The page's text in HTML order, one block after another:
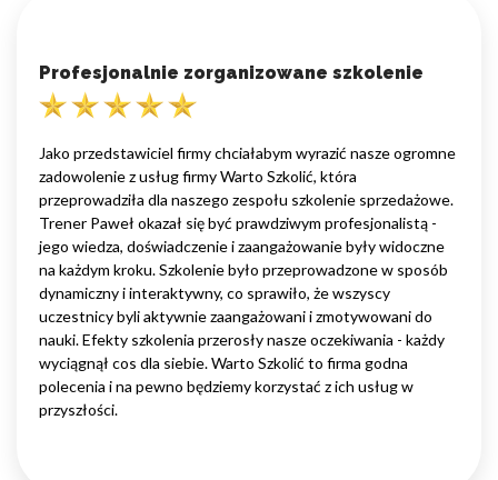
Profesjonalnie zorganizowane szkolenie
Jako przedstawiciel firmy chciałabym wyrazić nasze ogromne
zadowolenie z usług firmy Warto Szkolić, która
przeprowadziła dla naszego zespołu szkolenie sprzedażowe.
Trener Paweł okazał się być prawdziwym profesjonalistą -
jego wiedza, doświadczenie i zaangażowanie były widoczne
na każdym kroku. Szkolenie było przeprowadzone w sposób
dynamiczny i interaktywny, co sprawiło, że wszyscy
uczestnicy byli aktywnie zaangażowani i zmotywowani do
nauki. Efekty szkolenia przerosły nasze oczekiwania - każdy
wyciągnął cos dla siebie. Warto Szkolić to firma godna
polecenia i na pewno będziemy korzystać z ich usług w
przyszłości.